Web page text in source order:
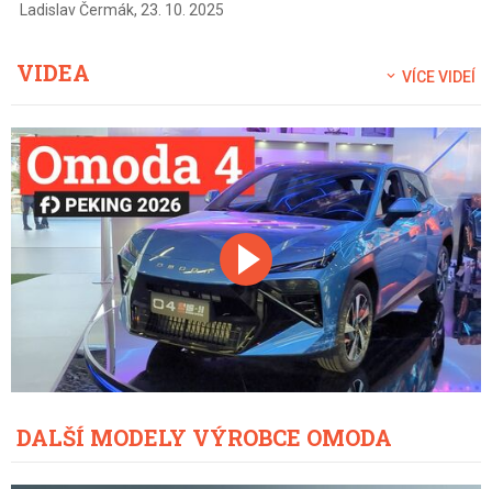
Ladislav Čermák, 23. 10. 2025
VIDEA VÍCE VIDEÍ
DALŠÍ MODELY VÝROBCE OMODA